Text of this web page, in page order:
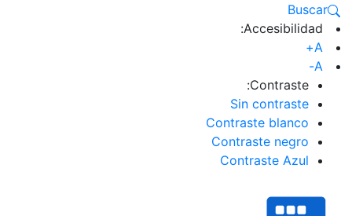
Buscar
Accesibilidad:
A+
A-
Contraste:
Sin contraste
Contraste blanco
Contraste negro
Contraste Azul